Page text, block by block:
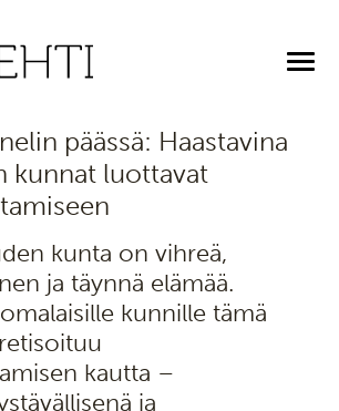
päässä: Haastavina
kunnat luottavat
kunta on vihreä,
ja täynnä elämää.
kunnille tämä
kautta –
ja